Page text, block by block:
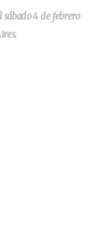
4 de febrero